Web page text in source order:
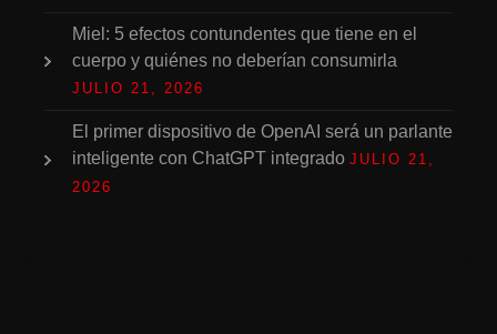
Miel: 5 efectos contundentes que tiene en el
cuerpo y quiénes no deberían consumirla
JULIO 21, 2026
El primer dispositivo de OpenAI será un parlante
inteligente con ChatGPT integrado JULIO 21,
2026